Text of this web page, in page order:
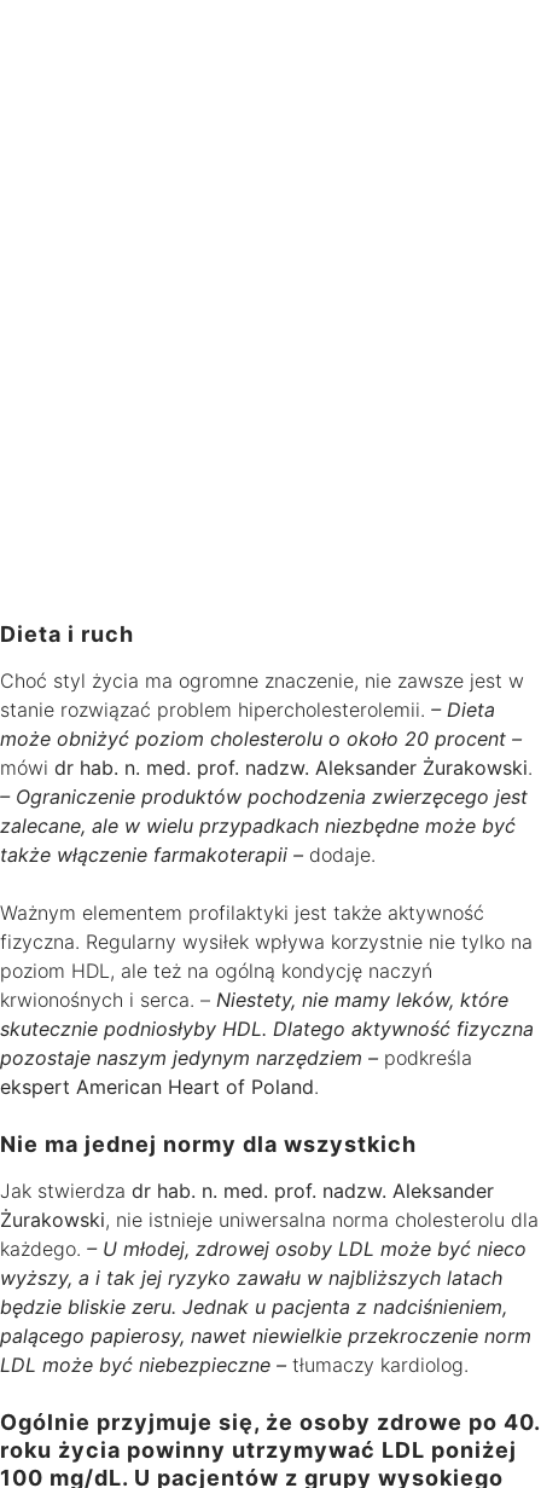
Dieta i ruch
Choć styl życia ma ogromne znaczenie, nie zawsze jest w
stanie rozwiązać problem hipercholesterolemii. – Dieta
może obniżyć poziom cholesterolu o około 20 procent –
mówi dr hab. n. med. prof. nadzw. Aleksander Żurakowski.
– Ograniczenie produktów pochodzenia zwierzęcego jest
zalecane, ale w wielu przypadkach niezbędne może być
także włączenie farmakoterapii – dodaje.
Ważnym elementem profilaktyki jest także aktywność
fizyczna. Regularny wysiłek wpływa korzystnie nie tylko na
poziom HDL, ale też na ogólną kondycję naczyń
krwionośnych i serca. – Niestety, nie mamy leków, które
skutecznie podniosłyby HDL. Dlatego aktywność fizyczna
pozostaje naszym jedynym narzędziem – podkreśla
ekspert American Heart of Poland.
Nie ma jednej normy dla wszystkich
Jak stwierdza dr hab. n. med. prof. nadzw. Aleksander
Żurakowski, nie istnieje uniwersalna norma cholesterolu dla
każdego. – U młodej, zdrowej osoby LDL może być nieco
wyższy, a i tak jej ryzyko zawału w najbliższych latach
będzie bliskie zeru. Jednak u pacjenta z nadciśnieniem,
palącego papierosy, nawet niewielkie przekroczenie norm
LDL może być niebezpieczne – tłumaczy kardiolog.
Ogólnie przyjmuje się, że osoby zdrowe po 40.
roku życia powinny utrzymywać LDL poniżej
100 mg/dL. U pacjentów z grupy wysokiego